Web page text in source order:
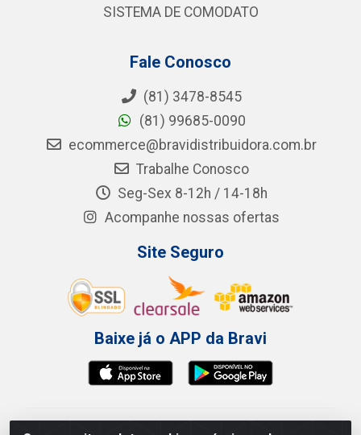
SISTEMA DE COMODATO
Fale Conosco
(81) 3478-8545
(81) 99685-0090
ecommerce@bravidistribuidora.com.br
Trabalhe Conosco
Seg-Sex 8-12h / 14-18h
Acompanhe nossas ofertas
Site Seguro
Baixe já o APP da Bravi